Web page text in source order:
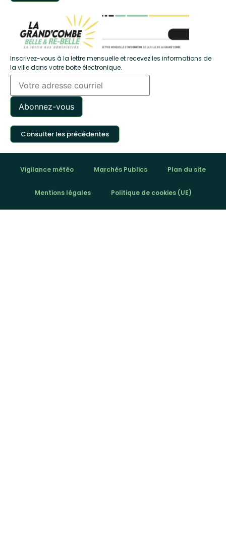
Inscrivez-vous à la lettre mensuelle et recevez les informations de
la ville dans votre boite électronique.
Consulter les précédentes
Vigilance météo Marchés Publics Plan du site
Mentions légales Politique de cookies (UE)